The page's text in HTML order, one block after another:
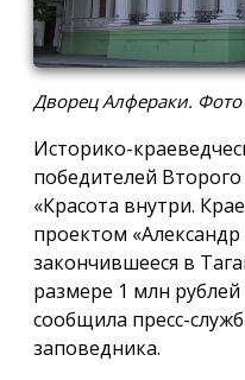
Дворец Алфераки.
Историко-
победителей Второго
«Красота внутри.
проектом
закончившееся в
размере 1 млн
сообщила пресс-
заповедника.